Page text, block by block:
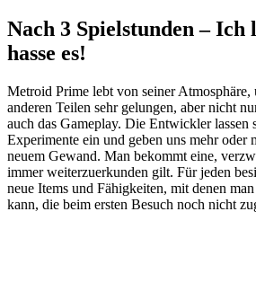
Nach 3 Spielstunden – Ich
hasse es!
Metroid Prime lebt von seiner
anderen Teilen sehr gelungen, aber nicht
auch das Gameplay. Die Entwickler lassen
Experimente ein und geben uns mehr oder
neuem Gewand. Man bekommt eine,
immer weiterzuerkunden gilt. Für jeden
neue Items und Fähigkeiten, mit denen
kann, die beim ersten Besuch noch nicht